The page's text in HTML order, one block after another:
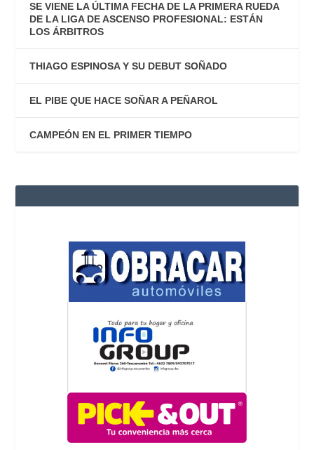
SE VIENE LA ÚLTIMA FECHA DE LA PRIMERA RUEDA
DE LA LIGA DE ASCENSO PROFESIONAL: ESTÁN
LOS ÁRBITROS
THIAGO ESPINOSA Y SU DEBUT SOÑADO
EL PIBE QUE HACE SOÑAR A PEÑAROL
CAMPEÓN EN EL PRIMER TIEMPO